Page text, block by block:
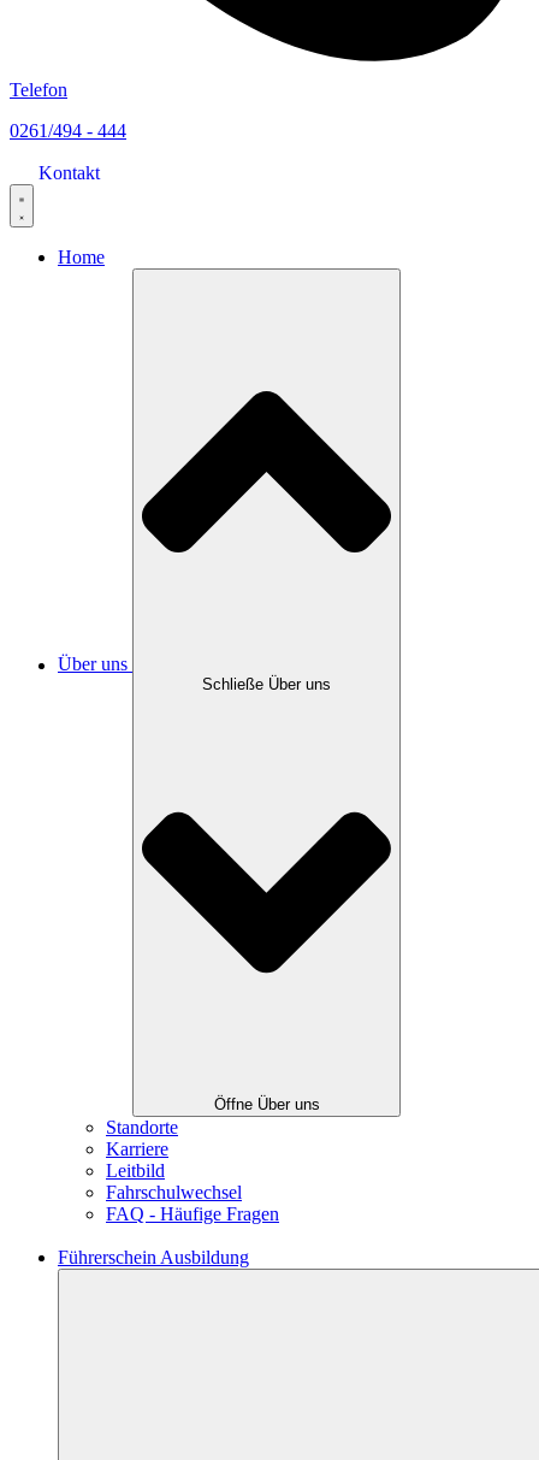
Telefon
0261/494 - 444
Kontakt
Home
Über uns
Schließe Über uns
Öffne Über uns
Standorte
Karriere
Leitbild
Fahrschulwechsel
FAQ - Häufige Fragen
Führerschein Ausbildung